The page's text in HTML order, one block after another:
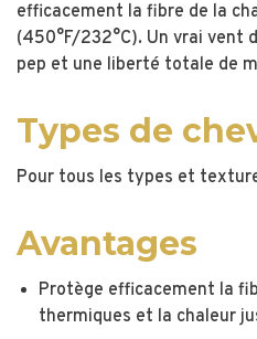
efficacement la fibre de la
(450°F/232°C). Un vrai vent
pep et une liberté totale de
Types de
Pour tous les types et
Avantages
Protège efficacement la
thermiques et la chaleur